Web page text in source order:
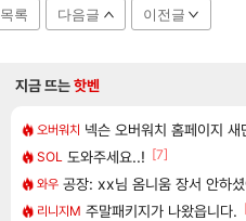
목록 다음글 이전글
지금 뜨는핫벤
오버워치 넥슨 오버워치 홈페이지 새
SOL 도와주세요..! [7]
와우 공장: xx님 옴니움 장서 안하
리니지M 주말패키지가 나왔읍니다.
비스트 모든 성소 위치 공략 (40개)
리밋제로 프롤로그 테스트를 마치고
비스트 모든 바우에라 업그레이드 아
아스오라 카가미하라 하루 성우 정보